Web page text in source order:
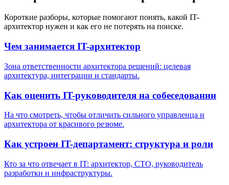
Короткие разборы, которые помогают понять, какой IT-
архитектор нужен и как его не потерять на поиске.
Чем занимается IT-архитектор
Зона ответственности архитектора решений: целевая
архитектура, интеграции и стандарты.
Как оценить IT-руководителя на собеседовании
На что смотреть, чтобы отличить сильного управленца и
архитектора от красивого резюме.
Как устроен IT-департамент: структура и роли
Кто за что отвечает в IT: архитектор, CTO, руководитель
разработки и инфраструктуры.